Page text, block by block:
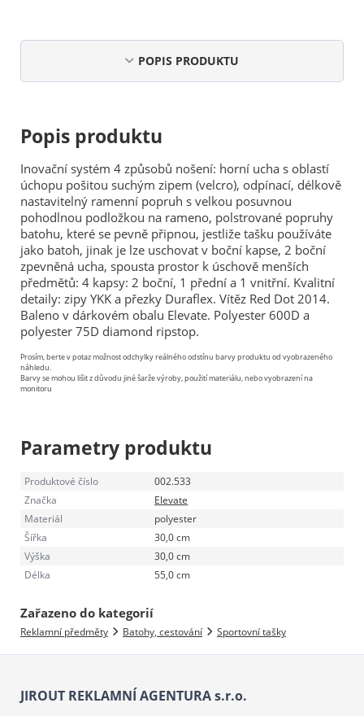
POPIS PRODUKTU
Popis produktu
Inovační systém 4 způsobů nošení: horní ucha s oblastí
úchopu pošitou suchým zipem (velcro), odpínací, délkově
nastavitelný ramenní popruh s velkou posuvnou
pohodlnou podložkou na rameno, polstrované popruhy
batohu, které se pevně připnou, jestliže tašku používáte
jako batoh, jinak je lze uschovat v boční kapse, 2 boční
zpevněná ucha, spousta prostor k úschově menších
předmětů: 4 kapsy: 2 boční, 1 přední a 1 vnitřní. Kvalitní
detaily: zipy YKK a přezky Duraflex. Vítěz Red Dot 2014.
Baleno v dárkovém obalu Elevate. Polyester 600D a
polyester 75D diamond ripstop.
Prosím, berte v potaz možnost odchylky reálného odstínu barvy produktu od vyobrazeného
náhledu.
Barvy se mohou lišit z důvodu jiné šarže výroby, použití materiálu, nebo vyobrazení na
monitoru
Parametry produktu
Produktové číslo
002.533
Značka
Elevate
Materiál
polyester
Šířka
30,0 cm
Výška
30,0 cm
Délka
55,0 cm
Zařazeno do kategorií
Reklamní předměty Batohy, cestování Sportovní tašky
JIROUT REKLAMNÍ AGENTURA s.r.o.